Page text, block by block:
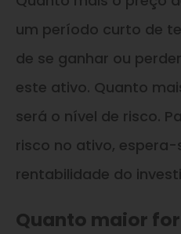
um período curto de
de se ganhar ou
este ativo. Quanto
será o nível de risco.
risco no ativo,
rentabilidade do
Quanto maior